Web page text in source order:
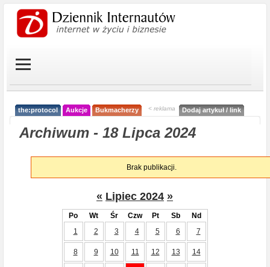
the:protocol Aukcje Bukmacherzy < reklama Dodaj artykuł / link
Archiwum - 18 Lipca 2024
Brak publikacji.
« Lipiec 2024 »
Po Wt Śr Czw Pt Sb
Nd
1
2 3 4 5 6 7
8 9 10 11 12 13 14